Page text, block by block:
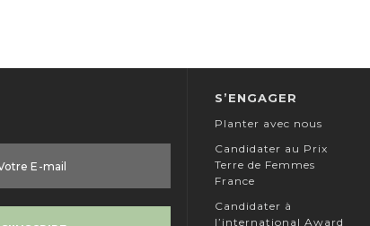
S’ENGAGER
Planter avec nous
Candidater au Prix
Terre de Femmes
France
Candidater à
l’international Award